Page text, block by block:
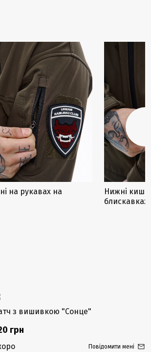
на рукавах на
Нижні
блискавках
з вишивкою "Сонце"
грн
Повідомити мені